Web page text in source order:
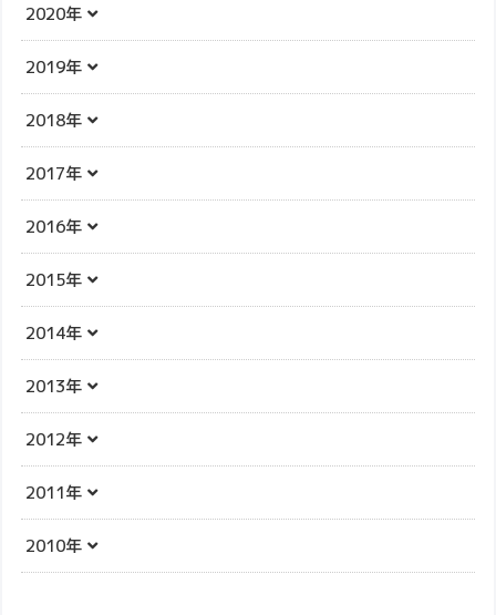
2020年
2019年
2018年
2017年
2016年
2015年
2014年
2013年
2012年
2011年
2010年